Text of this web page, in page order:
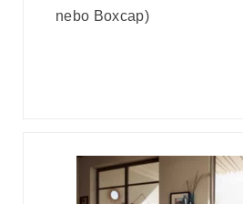
nebo Boxcap)